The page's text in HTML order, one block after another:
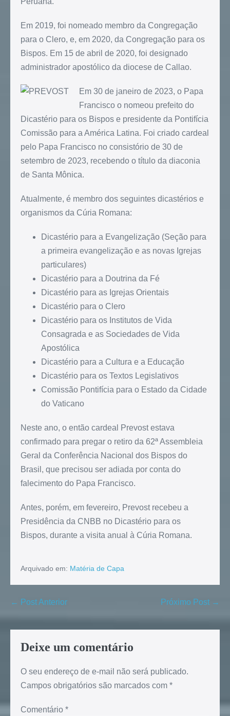
Em 2019, foi nomeado membro da Congregação
para o Clero, e, em 2020, da Congregação para os
Bispos. Em 15 de abril de 2020, foi designado
administrador apostólico da diocese de Callao.
Em 30 de janeiro de 2023, o Papa
Francisco o nomeou prefeito do
Dicastério para os Bispos e presidente da Pontifícia
Comissão para a América Latina. Foi criado cardeal
pelo Papa Francisco no consistório de 30 de
setembro de 2023, recebendo o título da diaconia
de Santa Mônica.
Atualmente, é membro dos seguintes dicastérios e
organismos da Cúria Romana:
Dicastério para a Evangelização (Seção para
a primeira evangelização e as novas Igrejas
particulares)
Dicastério para a Doutrina da Fé
Dicastério para as Igrejas Orientais
Dicastério para o Clero
Dicastério para os Institutos de Vida
Consagrada e as Sociedades de Vida
Apostólica
Dicastério para a Cultura e a Educação
Dicastério para os Textos Legislativos
Comissão Pontifícia para o Estado da Cidade
do Vaticano
Neste ano, o então cardeal Prevost estava
confirmado para pregar o retiro da 62ª Assembleia
Geral da Conferência Nacional dos Bispos do
Brasil, que precisou ser adiada por conta do
falecimento do Papa Francisco.
Antes, porém, em fevereiro, Prevost recebeu a
Presidência da CNBB no Dicastério para os
Bispos, durante a visita anual à Cúria Romana.
Arquivado em: Matéria de Capa
← Post Anterior Próximo Post →
Deixe um comentário
O seu endereço de e-mail não será publicado.
Campos obrigatórios são marcados com *
Comentário *